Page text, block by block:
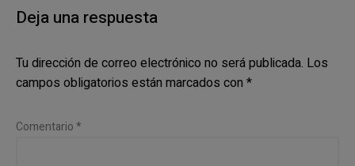
Deja una respuesta
Tu dirección de correo electrónico no será publicada. Los
campos obligatorios están marcados con *
Comentario*